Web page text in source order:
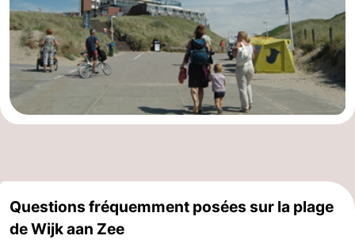
Questions fréquemment posées sur la plage
de Wijk aan Zee